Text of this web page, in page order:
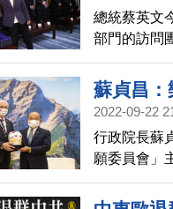
總統蔡英文
部門的訪問
夥伴；面對
持捍衛民主
蘇貞昌：
2022-09-22
行政院長蘇
願委員會」
等簽署合作